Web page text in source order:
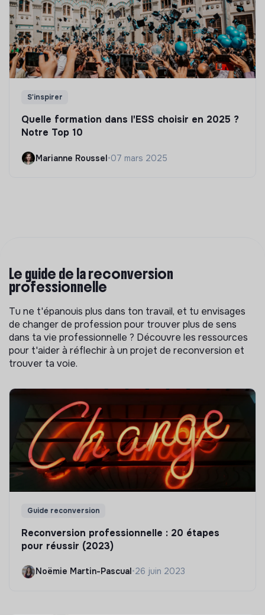
S'inspirer
Quelle formation dans l'ESS choisir en 2025 ?
Notre Top 10
Marianne Roussel•07 mars 2025
Le guide de la reconversion
professionnelle
Tu ne t'épanouis plus dans ton travail, et tu envisages
de changer de profession pour trouver plus de sens
dans ta vie professionnelle ? Découvre les ressources
pour t'aider à réflechir à un projet de reconversion et
trouver ta voie.
Guide reconversion
Reconversion professionnelle : 20 étapes
pour réussir (2023)
Noëmie Martin-Pascual •26 juin 2023